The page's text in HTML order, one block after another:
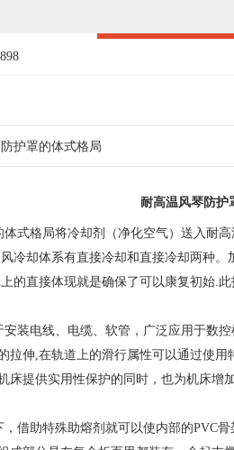
护罩的体式格局
耐高温风琴防护
体式格局将冷却剂（净化空气）送入耐
冷却体系有直接冷却和直接冷却两种
的直接体现就是确保了可以康复初始.
安装电线、电缆、软管，广泛应用于数
拉伸,在轨道上的滑行属性可以通过使
床提供实用性保护的同时，也为机床增
，借助特殊助熔剂就可以使内部的PVC